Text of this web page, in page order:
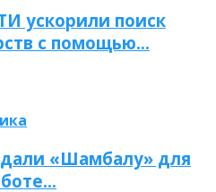
ускорили поиск
с помощью…
«Шамбалу» для